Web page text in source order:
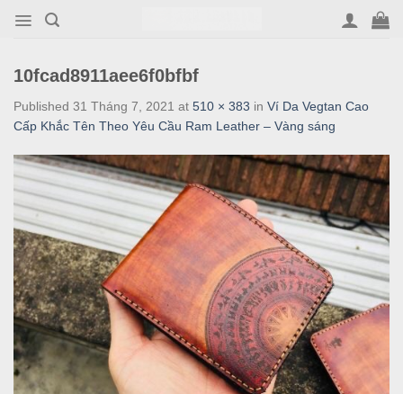
10fcad8911aee6f0bfbf
Published 31 Tháng 7, 2021 at 510 × 383 in Ví Da Vegtan Cao
Cấp Khắc Tên Theo Yêu Cầu Ram Leather – Vàng sáng